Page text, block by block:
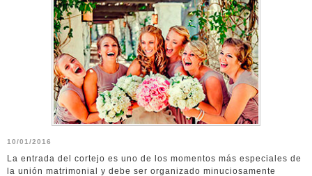
10/01/2016
La entrada del cortejo es uno de los momentos más especiales de
la unión matrimonial y debe ser organizado minuciosamente